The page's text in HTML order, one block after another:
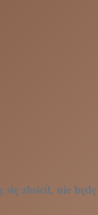
złościł, nie